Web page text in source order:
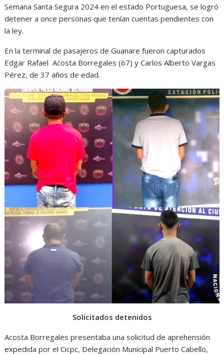
Semana Santa Segura 2024 en el estado Portuguesa, se logró
detener a once personas que tenían cuentas pendientes con
la ley.
En la terminal de pasajeros de Guanare fueron capturados
Edgar Rafael Acosta Borregales (67) y Carlos Alberto Vargas
Pérez, de 37 años de edad.
Solicitados detenidos
Acosta Borregales presentaba una solicitud de aprehensión
expedida por el Cicpc, Delegación Municipal Puerto Cabello,